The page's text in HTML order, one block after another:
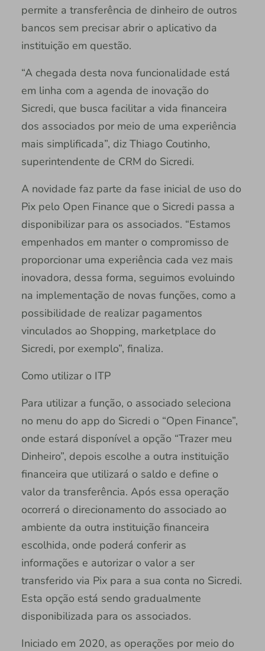
permite a transferência de dinheiro de outros
bancos sem precisar abrir o aplicativo da
instituição em questão.
“A chegada desta nova funcionalidade está
em linha com a agenda de inovação do
Sicredi, que busca facilitar a vida financeira
dos associados por meio de uma experiência
mais simplificada”, diz Thiago Coutinho,
superintendente de CRM do Sicredi.
A novidade faz parte da fase inicial de uso do
Pix pelo Open Finance que o Sicredi passa a
disponibilizar para os associados. “Estamos
empenhados em manter o compromisso de
proporcionar uma experiência cada vez mais
inovadora, dessa forma, seguimos evoluindo
na implementação de novas funções, como a
possibilidade de realizar pagamentos
vinculados ao Shopping, marketplace do
Sicredi, por exemplo”, finaliza.
Como utilizar o ITP
Para utilizar a função, o associado seleciona
no menu do app do Sicredi o “Open Finance”,
onde estará disponível a opção “Trazer meu
Dinheiro”, depois escolhe a outra instituição
financeira que utilizará o saldo e define o
valor da transferência. Após essa operação
ocorrerá o direcionamento do associado ao
ambiente da outra instituição financeira
escolhida, onde poderá conferir as
informações e autorizar o valor a ser
transferido via Pix para a sua conta no Sicredi.
Esta opção está sendo gradualmente
disponibilizada para os associados.
Iniciado em 2020, as operações por meio do